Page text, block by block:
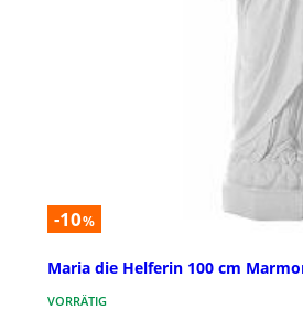
-10%
Maria die Helferin 100 cm
VORRÄTIG